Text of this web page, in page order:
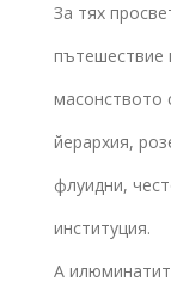
За тях
пътешествие
масонството
йерархия,
флуидни,
институция.
А